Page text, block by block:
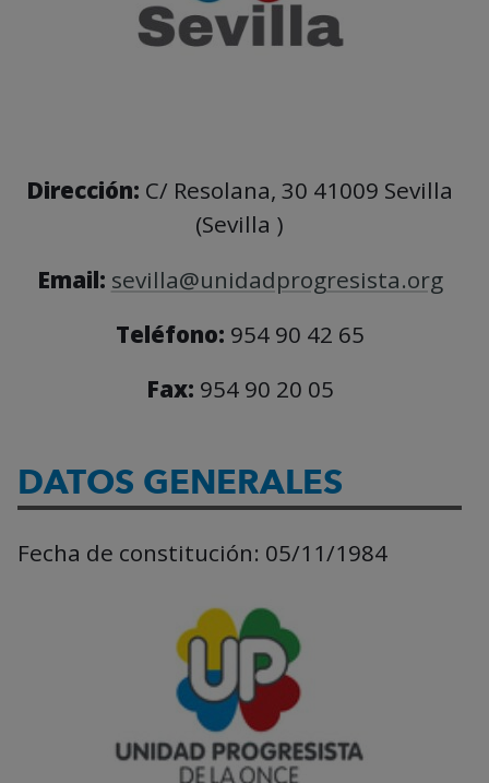
Dirección: C/ Resolana, 30 41009 Sevilla
(Sevilla )
Email: sevilla@unidadprogresista.org
Teléfono: 954 90 42 65
Fax: 954 90 20 05
DATOS GENERALES
Fecha de constitución: 05/11/1984